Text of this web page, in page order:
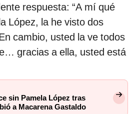
respuesta: “A mí qué
López, la he visto dos
cambio, usted la ve todos
gracias a ella, usted está
sin Pamela López tras
a Macarena Gastaldo